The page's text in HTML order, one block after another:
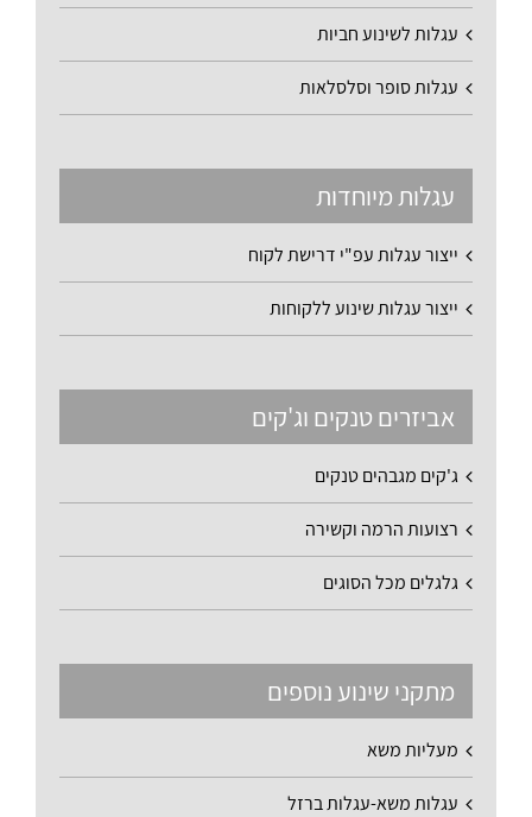
עגלות לשינוע חביות
עגלות סופר וסלסלאות
עגלות מיוחדות
ייצור עגלות עפ"י דרישת לקוח
ייצור עגלות שינוע ללקוחות
אביזרים טנקים וג'קים
ג'קים מגבהים טנקים
רצועות הרמה וקשירה
גלגלים מכל הסוגים
מתקני שינוע נוספים
מעליות משא
עגלות משא-עגלות ברזל